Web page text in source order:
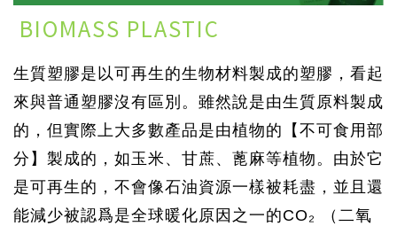
BIOMASS PLASTIC
生 質塑膠是以可再生的生物材料製成的塑膠，看起
來與普通塑膠沒有區別。雖然說是由生 質原料製成
的，但實際上大多數產品是由植物的【不可食用部
分】製成的，如玉米、甘蔗、蓖麻等植物。由於它
是可再生的，不會像石油資源一樣被耗盡， 並 且還
能減少被認爲是全球暖化原因之一的CO₂
（二氧